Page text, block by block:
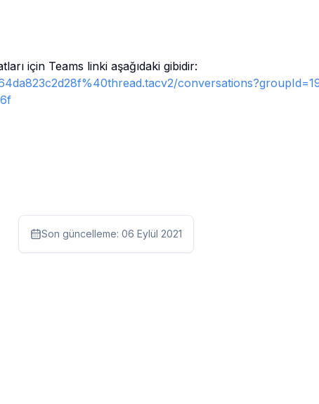
için Teams linki aşağıdaki gibidir:
Son güncelleme: 06 Eylül 2021